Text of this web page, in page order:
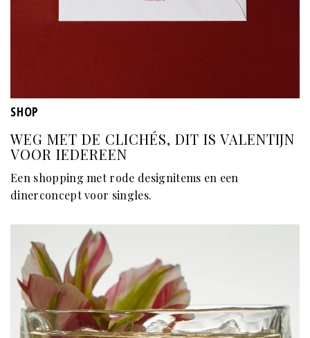
SHOP
WEG MET DE CLICHÉS, DIT IS VALENTIJN
VOOR IEDEREEN
Een shopping met rode designitems en een
dinerconcept voor singles.